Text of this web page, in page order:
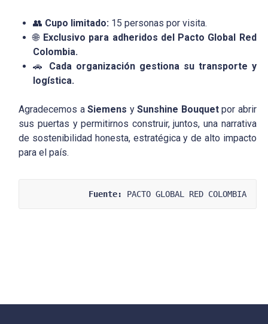
👥 Cupo limitado: 15 personas por visita.
🌐 Exclusivo para adheridos del Pacto Global Red
Colombia.
🚗 Cada organización gestiona su transporte y
logística.
Agradecemos aSiemens ySunshine Bouquetpor abrir
sus puertas y permitirnos construir, juntos, una narrativa
de sostenibilidad honesta, estratégica y de alto impacto
para el país.
Fuente: PACTO GLOBAL RED COLOMBIA